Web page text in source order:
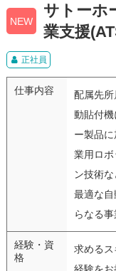
NEW
サトーホ
業支援
正社員
仕事内容
配属先
動貼付
ー製品
業用ロ
ン技術
最適な
らなる事
経験・資
格
求める
経験を